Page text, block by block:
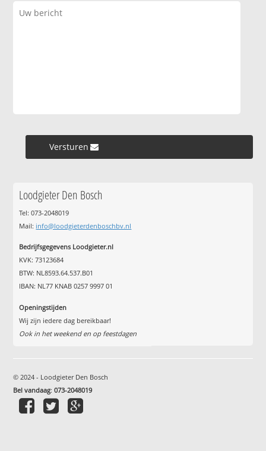
Versturen »
Loodgieter Den Bosch
Tel: 073-2048019
Mail: info@loodgieterdenboschbv.nl
Bedrijfsgegevens Loodgieter.nl
KVK: 73123684
BTW: NL8593.64.537.B01
IBAN: NL77 KNAB 0257 9997 01
Openingstijden
Wij zijn iedere dag bereikbaar!
Ook in het weekend en op feestdagen
© 2024 - Loodgieter Den Bosch
Bel vandaag:073-2048019